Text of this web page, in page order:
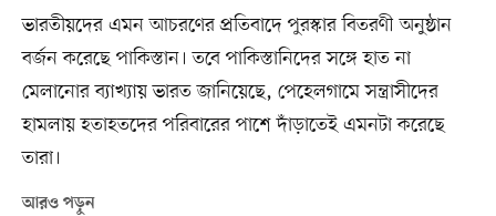
ভারতীয়দের এমন আচরণের প্রতিবাদে পুরস্কার বিতরণী অনুষ্ঠান
বর্জন করেছে পাকিস্তান। তবে পাকিস্তানিদের সঙ্গে হাত না
মেলানোর ব্যাখ্যায় ভারত জানিয়েছে, পেহেলগামে সন্ত্রাসীদের
হামলায় হতাহতদের পরিবারের পাশে দাঁড়াতেই এমনটা করেছে
তারা।
আরও পড়ুন